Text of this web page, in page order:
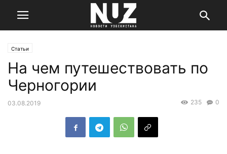
Статьи
На чем путешествовать по
Черногории
03.08.2019 0
235